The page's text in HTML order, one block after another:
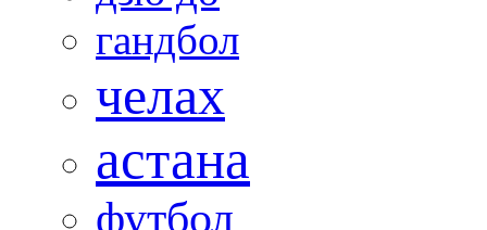
гандбол
челах
астана
футбол